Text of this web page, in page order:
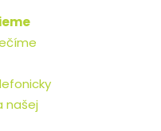
našej